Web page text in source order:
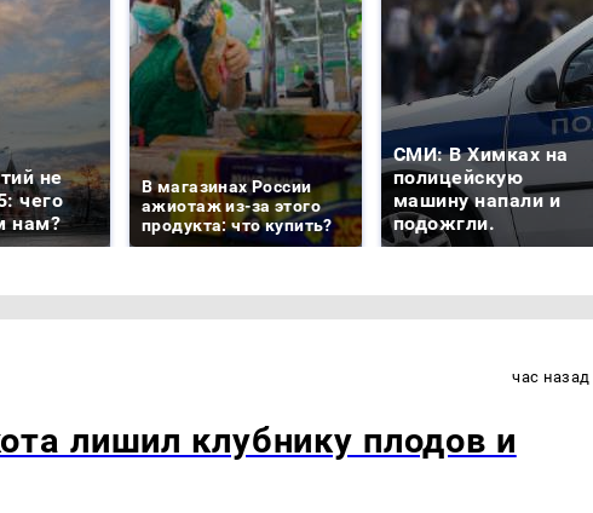
не
чего
нам?
В магазинах России
ажиотаж из-за этого
продукта: что купить?
СМИ: В Химках на
полицейскую
машину напали и
подожгли.
час назад
лишил клубнику плодов и